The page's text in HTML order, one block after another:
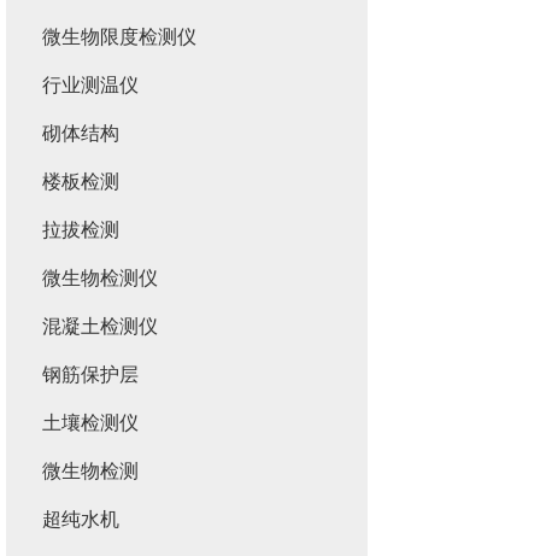
微生物限度检测仪
行业测温仪
砌体结构
楼板检测
拉拔检测
微生物检测仪
混凝土检测仪
钢筋保护层
土壤检测仪
微生物检测
超纯水机